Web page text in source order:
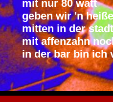
mit nur 80 watt
geben wir 'n
mitten in der stadt
mit affenzahn
in der bar bin ich